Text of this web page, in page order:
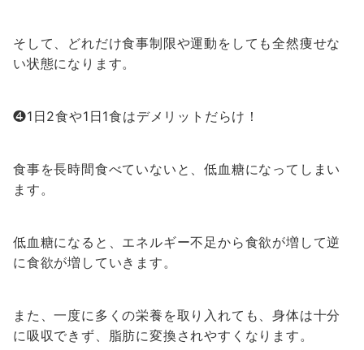
そして、どれだけ食事制限や運動をしても全然痩せな
い状態になります。
❹1日2食や1日1食はデメリットだらけ！
食事を長時間食べていないと、低血糖になってしまい
ます。
低血糖になると、エネルギー不足から食欲が増して逆
に食欲が増していきます。
また、一度に多くの栄養を取り入れても、身体は十分
に吸収できず、脂肪に変換されやすくなります。